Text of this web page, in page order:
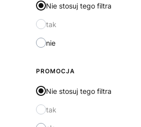
Nie stosuj tego filtra
tak
nie
PROMOCJA
Nie stosuj tego filtra
tak